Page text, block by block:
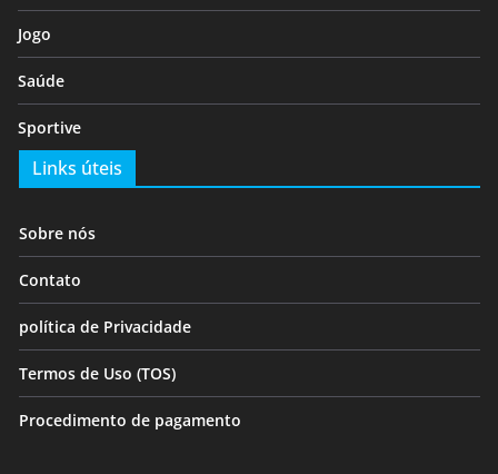
Jogo
Saúde
Sportive
Links úteis
Sobre nós
Contato
política de Privacidade
Termos de Uso (TOS)
Procedimento de pagamento